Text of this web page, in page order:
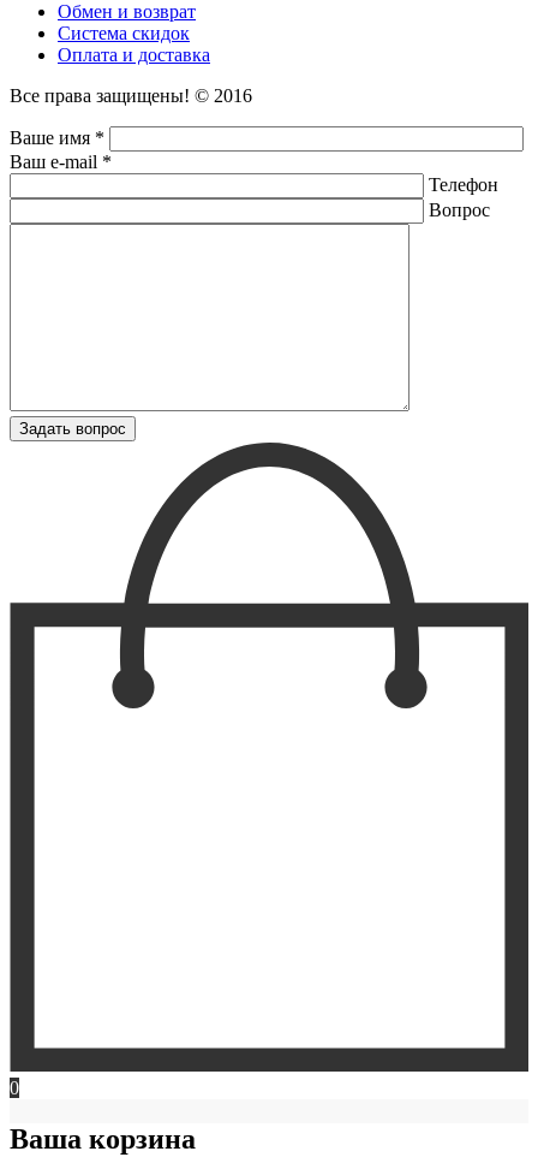
Обмен и возврат
Система скидок
Оплата и доставка
Все права защищены! © 2016
Ваше имя *
Ваш e-mail *
Телефон
Вопрос
0
Ваша корзина